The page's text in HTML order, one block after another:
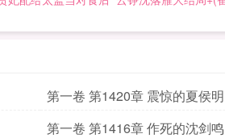
第一卷 第1420章 震惊的夏侯明
第一卷 第1416章 作死的沈剑鸣